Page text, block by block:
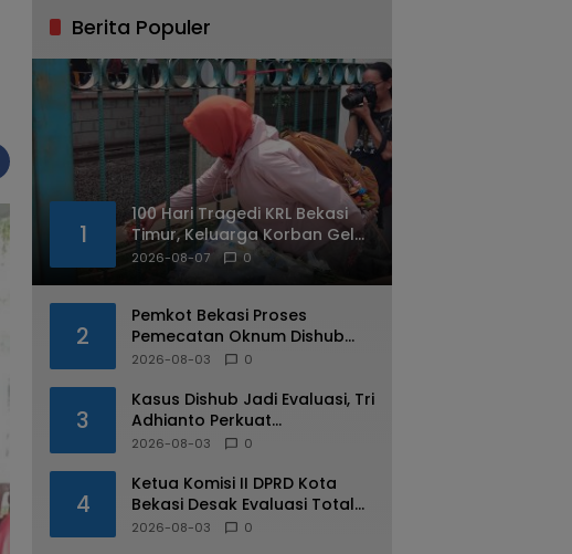
Berita Populer
1
100 Hari Tragedi KRL Bekasi
Timur, Keluarga Korban Gelar
Doa Bersama dan Tabur
2026-08-07 0
2
Pemkot Bekasi Proses
Pemecatan Oknum Dishub
Yang Diduga Lakukan Pungli
2026-08-03 0
3
Kasus Dishub Jadi Evaluasi, Tri
Adhianto Perkuat
Pengawasan Aparatur
2026-08-03 0
4
Ketua Komisi II DPRD Kota
Bekasi Desak Evaluasi Total
Usai Dugaan Pungli Oknum
2026-08-03 0